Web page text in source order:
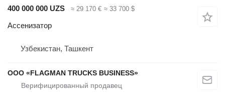
400 000 000 UZS
≈ 29 170 € ≈ 33 700 $
Ассенизатор
Узбекистан, Ташкент
ООО «FLAGMAN TRUCKS BUSINESS»